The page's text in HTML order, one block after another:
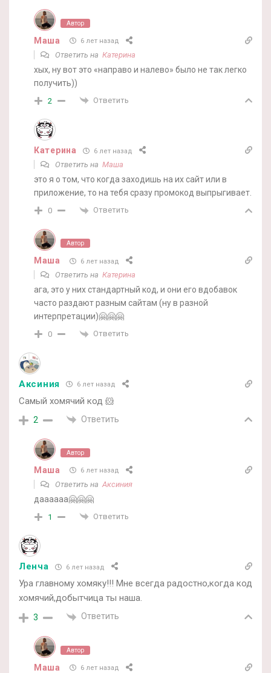
Автор
Маша 6 лет назад
Ответить на Катерина
хых, ну вот это «направо и налево» было не так легко
получить))
2 Ответить
Катерина 6 лет назад
Ответить на Маша
это я о том, что когда заходишь на их сайт или в
приложение, то на тебя сразу промокод выпрыгивает.
0 Ответить
Автор
Маша 6 лет назад
Ответить на Катерина
ага, это у них стандартный код, и они его вдобавок
часто раздают разным сайтам (ну в разной
интерпретации)🤗🤗🤗
0 Ответить
Аксиния 6 лет назад
Самый хомячий код 🐹
2 Ответить
Автор
Маша 6 лет назад
Ответить на Аксиния
даааааа🤗🤗🤗
1 Ответить
Ленча 6 лет назад
Ура главному хомяку!!! Мне всегда радостно,когда код
хомячий,добытчица ты наша.
3 Ответить
Автор
Маша 6 лет назад